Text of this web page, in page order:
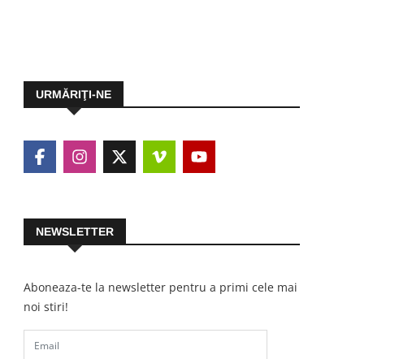
URMĂRIŢI-NE
NEWSLETTER
Aboneaza-te la newsletter pentru a primi cele mai
noi stiri!